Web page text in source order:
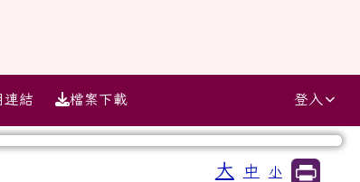
連結 檔案下載 登入
⏸
大 中 小